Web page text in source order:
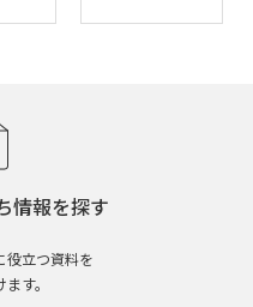
情報を探す
役立つ資料を
す。